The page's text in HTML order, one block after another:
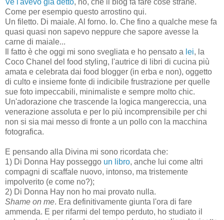
Come per esempio questo arrostino qui.
Un filetto. Di maiale. Al forno. Io. Che fino a qualche mese fa
quasi quasi non sapevo neppure che sapore avesse la
carne di maiale...
Il fatto è che oggi mi sono svegliata e ho pensato a lei, la
Coco Chanel del food styling, l'autrice di libri di cucina più
amata e celebrata dai food blogger (in erba e non), oggetto
di culto e insieme fonte di indicibile frustrazione per quelle
sue foto impeccabili, minimaliste e sempre molto chic.
Un'adorazione che trascende la logica mangereccia, una
venerazione assoluta e per lo più incomprensibile per chi
non si sia mai messo di fronte a un pollo con la macchina
fotografica.
E pensando alla Divina mi sono ricordata che:
1) Di Donna Hay posseggo un libro, anche lui come altri
compagni di scaffale nuovo, intonso, ma tristemente
impolverito (e come no?);
2) Di Donna Hay non ho mai provato nulla.
Shame on me. Era definitivamente giunta l'ora di fare
ammenda. E per rifarmi del tempo perduto, ho studiato il